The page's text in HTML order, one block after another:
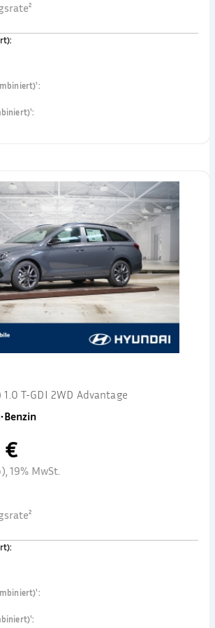
:
:
:
T-GDI 2WD Advantage
•Benzin
€
19% MwSt.
:
:
: